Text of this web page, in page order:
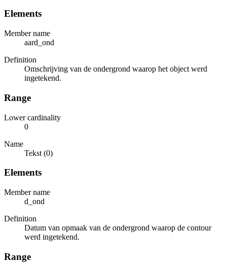
Elements
Member name
aard_ond
Definition
Omschrijving van de ondergrond waarop het object werd
ingetekend.
Range
Lower cardinality
0
Name
Tekst (0)
Elements
Member name
d_ond
Definition
Datum van opmaak van de ondergrond waarop de contour
werd ingetekend.
Range